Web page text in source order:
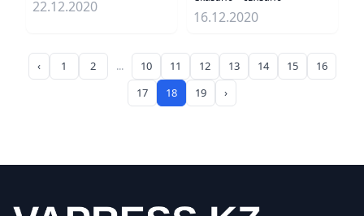
22.12.2020
16.12.2020
‹ 1 2 ... 10 11 12 13 14 15
16
17
18 19 ›